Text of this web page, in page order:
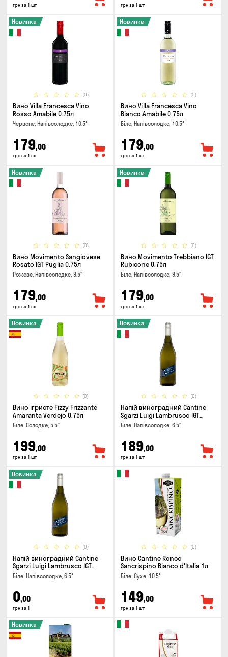
грн за 1 шт грн за 1 шт
(0)
Новинка
Вино Villa Francesca Vino
Rosso Amabile 0.75л
Червоне, Напівсолодке, 10.5°
179,00
грн за 1 шт
(0)
Новинка
Вино Villa Francesca Vino
Bianco Amabile 0.75л
Біле, Напівсолодке, 10.5°
179,00
грн за 1 шт
(0)
Новинка
Вино Movimento Sangiovese
Rosato IGT Puglia 0.75л
Рожеве, Напівсолодке, 9.5°
179,00
грн за 1 шт
(0)
Новинка
Вино Movimento Trebbiano IGT
Rubicone 0.75л
Біле, Напівсолодке, 9.5°
179,00
грн за 1 шт
(0)
Новинка
Вино ігристе Fizzy Frizzante
Amaranta Verdejo 0.75л
Біле, Солодке, 5.5°
199,00
грн за 1 шт
(0)
Новинка
Напій виноградний Cantine
Sgarzi Luigi Lambrusco IGT
Emilia Bianca Frizziante 0.75л
Біле, Напівсолодке, 6.5°
189,00
грн за 1 шт
(0)
Новинка
Напій виноградний Cantine
Sgarzi Luigi Lambrusco IGT
Emilia Bianca Frizziante 0.75л
Біле, Напівсолодке, 6.5°
0,00
грн за 1
(0)
Вино Cantine Ronco
Sancrispino Bianco d'Italia 1л
Біле, Сухе, 10.5°
149,00
грн за 1 шт
Новинка